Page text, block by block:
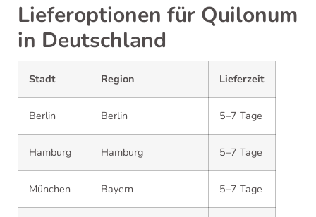
Lieferoptionen für Quilonum
in Deutschland
Stadt Region Lieferzeit
Berlin Berlin 5–7 Tage
Hamburg Hamburg 5–7 Tage
München Bayern 5–7 Tage